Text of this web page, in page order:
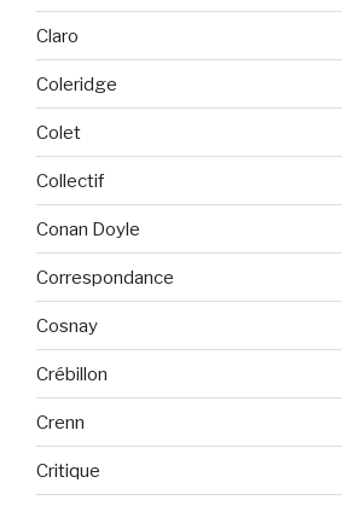
Claro
Coleridge
Colet
Collectif
Conan Doyle
Correspondance
Cosnay
Crébillon
Crenn
Critique